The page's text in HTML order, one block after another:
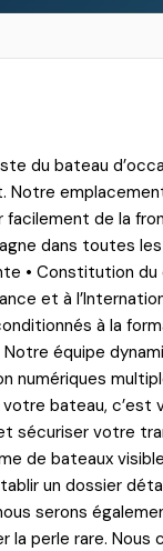
du bateau
de la
dans toutes
• Constitution
et à
à la
équipe
numériques
bateau,
sécuriser votre
de bateaux
un dossier
serons
la perle rare.